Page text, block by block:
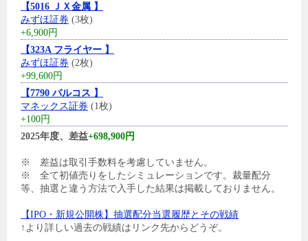
【5016 ＪＸ金属 】
みずほ証券 (3枚)
+6,900円
【323A フライヤー 】
みずほ証券 (2枚)
+99,600円
【7790 バルコス 】
マネックス証券 (1枚)
+100円
2025年度、差益+698,900円
※ 差益は取引手数料を考慮していません。
※ 全て初値売りをしたシミュレーションです。裁量配分
等、抽選と違う方法で入手した結果は掲載しておりません。
【IPO・新規公開株】抽選配分当選履歴とその戦績
↑より詳しい過去の戦績はリンク先からどうぞ。